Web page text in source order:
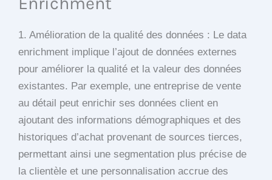
1. Amélioration de la qualité des données : Le data
enrichment implique l’ajout de données externes
pour améliorer la qualité et la valeur des données
existantes. Par exemple, une entreprise de vente
au détail peut enrichir ses données client en
ajoutant des informations démographiques et des
historiques d’achat provenant de sources tierces,
permettant ainsi une segmentation plus précise de
la clientèle et une personnalisation accrue des